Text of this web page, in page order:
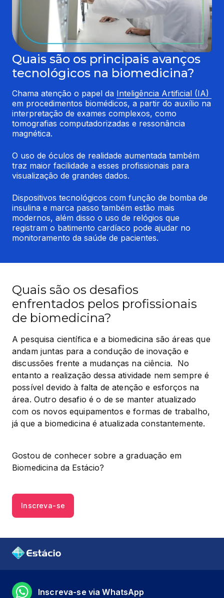
Quais são os principais avanços
tecnológicos na biomedicina?
Chama atenção o papel da
em procedimentos biomédicos, a partir do auxílio na
interpretação de exames complexos, como
tomografias computadorizadas e ressonância
magnética.
O uso de óculos de realidade aumentada também
traz maior facilidade a esses profissionais para
visualização de grandes dados.
Dispositivos tecnológicos com função de bomba de
insulina e marca passo também estão mais
modernos, além disso o uso de relógios que
registram o batimento cardíaco pode ajudar no
monitoramento da saúde de pacientes.
Quais são os desafios
enfrentados pelos profissionais
de biomedicina?
A pesquisa científica e a biomedicina são áreas que
andam juntas para a condução de inovação e
discussões frente a mudanças na ciência.  No
entanto a realização dessa atividade nem sempre é
possível devido à falta de atenção e esforços na
área. Outro desafio é o de se manter atualizado
com os novos equipamentos e formas de trabalho,
já que a biomedicina é atualizada constantemente.
Gostou de conhecer sobre a graduação em
Biomedicina da Estácio?
Inscreva-se
Inscreva-se via WhatsApp